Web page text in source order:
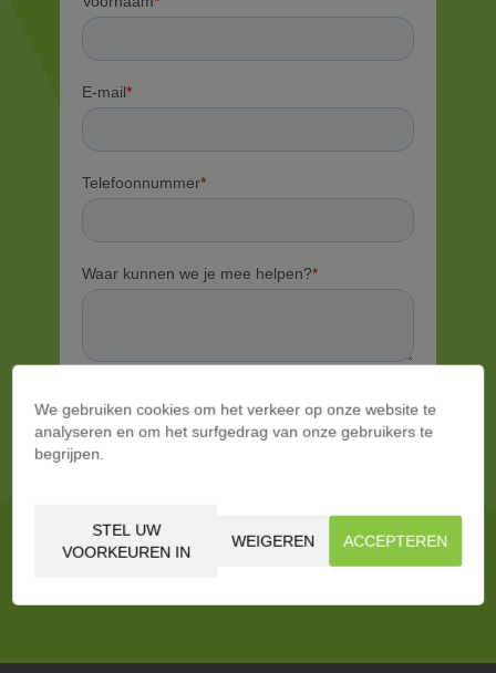
We gebruiken cookies om het verkeer op onze website te
analyseren en om het surfgedrag van onze gebruikers te
begrijpen.
STEL UW
VOORKEUREN IN
WEIGEREN ACCEPTEREN